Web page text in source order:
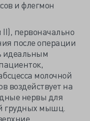
и флегмон
первоначально
после операции
идеальным
молочной
воздействует на
нервы для
грудных мышц.